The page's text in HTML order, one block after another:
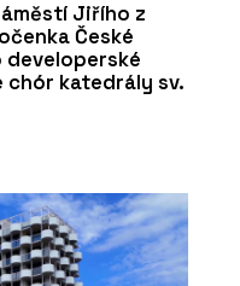
Jiřího z
České
chór katedrály sv.